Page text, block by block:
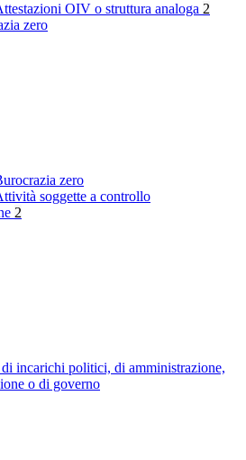
OIV o struttura analoga 2
zero
zero
soggette a controllo
2
incarichi politici, di amministrazione,
o di governo